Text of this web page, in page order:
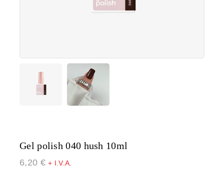
Gel polish 040 hush 10ml
6,20 € + I.V.A.